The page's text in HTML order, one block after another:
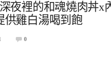
夜裡的和魂燒肉丼x
供雞白湯喝到飽
0